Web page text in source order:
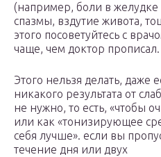
(например, боли в
спазмы, вздутие живота,
этого посоветуйтесь с
чаще, чем доктор прописал.
Этого нельзя делать, даже
никакого результата от
не нужно, то есть, «чтобы
или как «тонизирующее
себя лучше». если вы
течение дня или двух